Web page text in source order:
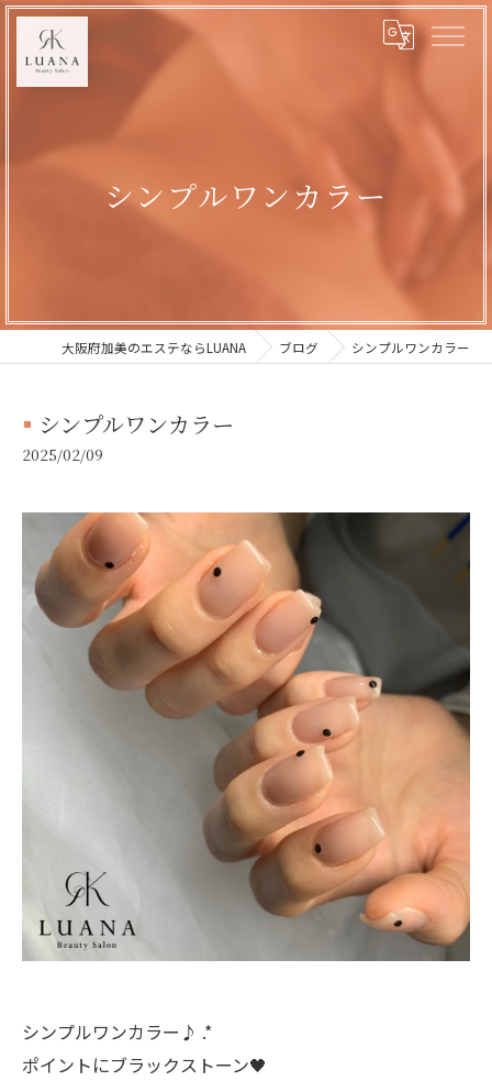
シンプルワンカラー
大阪府加美のエステならLUANA ブログ シンプルワンカラー
シンプルワンカラー
2025/02/09
シンプルワンカラー♪ .*
ポイントにブラックストーン🖤